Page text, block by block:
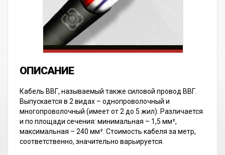
Кабель ВВГ, называемый также силовой провод ВВГ.
Выпускается в 2 видах – однопроволочный и
многопроволочный (имеет от 2 до 5 жил). Различается
и по площади сечения: минимальная – 1,5 мм²,
максимальная – 240 мм². Стоимость кабеля за метр,
соответственно, значительно варьируется.